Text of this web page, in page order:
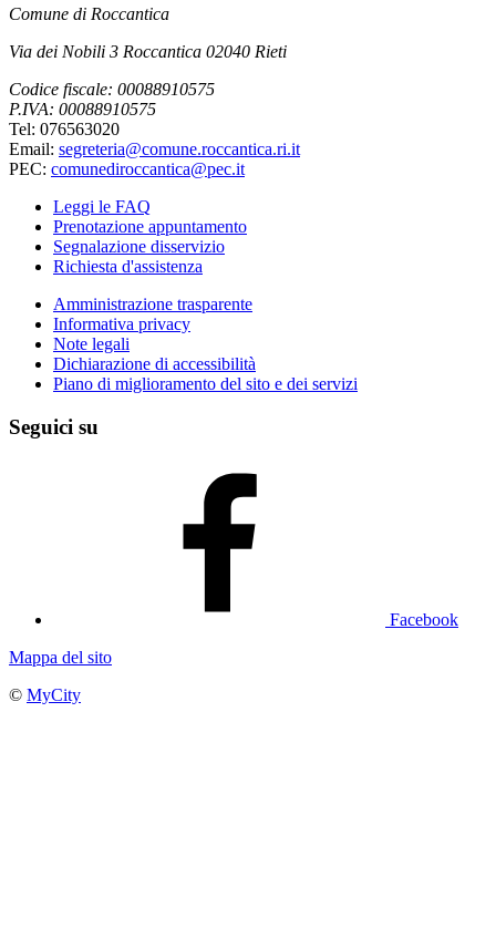
Comune di Roccantica
Via dei Nobili 3 Roccantica 02040 Rieti
Codice fiscale: 00088910575
P.IVA: 00088910575
Tel: 076563020
Email: segreteria@comune.roccantica.ri.it
PEC: comunediroccantica@pec.it
Leggi le FAQ
Prenotazione appuntamento
Segnalazione disservizio
Richiesta d'assistenza
Amministrazione trasparente
Informativa privacy
Note legali
Dichiarazione di accessibilità
Piano di miglioramento del sito e dei servizi
Seguici su
Facebook
Mappa del sito
© MyCity